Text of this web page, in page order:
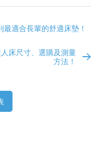
適合長輩的舒適床墊！
床尺寸、選購及測量
方法！